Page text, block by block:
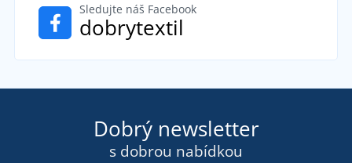
Sledujte náš Facebook
dobrytextil
Dobrý newsletter
s dobrou nabídkou